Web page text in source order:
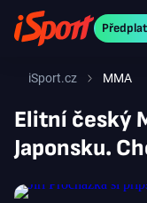
iSport.cz MMA
Elitní český
Japonsku.